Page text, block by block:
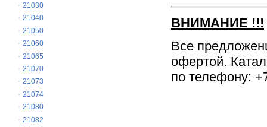
21030
21040
21050
21060
21065
21070
21073
21074
21080
21082
ВНИМАНИЕ !!!
Все
офертой.
по телефону: